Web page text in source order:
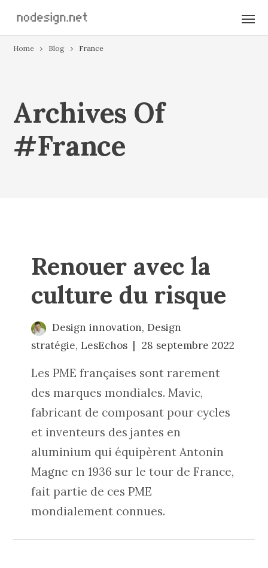
Home Blog France
Archives Of
#france
Renouer avec la
culture du risque
Design innovation, Design
stratégie,LesEchos 28 septembre 2022
Les PME françaises sont rarement
des marques mondiales. Mavic,
fabricant de composant pour cycles
et inventeurs des jantes en
aluminium qui équipèrent Antonin
Magne en 1936 sur le tour de France,
fait partie de ces PME
mondialement connues.